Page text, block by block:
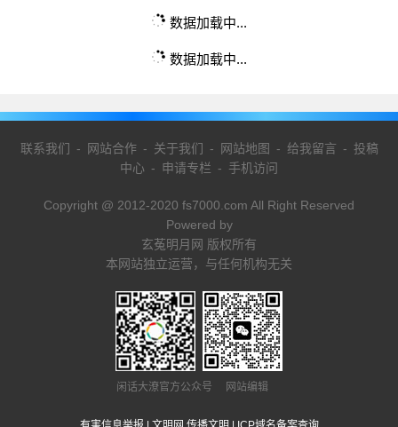
数据加载中...
数据加载中...
联系我们 - 网站合作- 关于我们 - 网站地图 - 给我留言 - 投稿
中心 - 申请专栏 - 手机访问
Copyright @ 2012-2020 fs7000.com All Right Reserved
Powered by
玄菟明月网 版权所有
本网站独立运营，与任何机构无关
闲话大潦官方公众号 网站编辑